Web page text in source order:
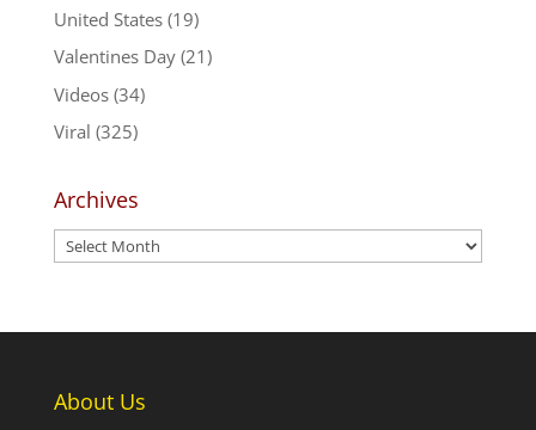
United States(19)
Valentines Day(21)
Videos(34)
Viral (325)
Archives
Archives
About Us